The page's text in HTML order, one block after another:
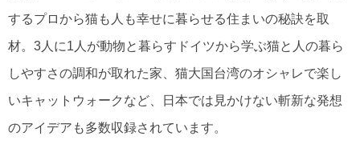
するプロから猫も人も幸せに暮らせる住まいの秘訣を取
材。3人に1人が動物と暮らすドイツから学ぶ猫と人の暮ら
しやすさの調和が取れた家、猫大国台湾のオシャレで楽し
いキャットウォークなど、日本では見かけない斬新な発想
のアイデアも多数収録されています。